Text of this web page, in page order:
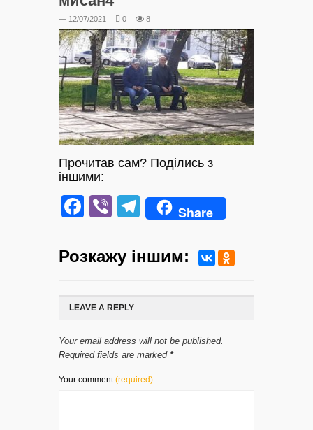
— 12/07/2021 0 8
Прочитав сам? Поділись з
іншими:
Facebook
ViberTelegram
Share
Розкажу iншим:
LEAVE A REPLY
Your email address will not be published.
Required fields are marked *
Your comment(required):